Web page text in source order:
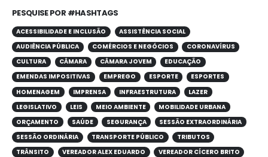
PESQUISE POR #HASHTAGS
ACESSIBILIDADE E INCLUSÃO
ASSISTÊNCIA SOCIAL
AUDIÊNCIA PÚBLICA
COMÉRCIOS E NEGÓCIOS
CORONAVÍRUS
CULTURA
CÂMARA CÂMARA JOVEM
EDUCAÇÃO
EMENDAS IMPOSITIVAS
EMPREGO ESPORTE
ESPORTES
HOMENAGEM
IMPRENSA INFRAESTRUTURA
LAZER
LEGISLATIVO
LEIS MEIO AMBIENTE
MOBILIDADE URBANA
ORÇAMENTO
SAÚDE SEGURANÇA
SESSÃO EXTRAORDINÁRIA
SESSÃO ORDINÁRIA
TRANSPORTE PÚBLICO
TRIBUTOS
TRÂNSITO
VEREADOR ALEX EDUARDO
VEREADOR CÍCERO BRITO